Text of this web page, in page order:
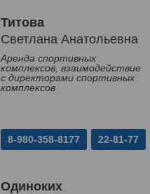
Титова
Светлана Анатольевна
Аренда спортивных
комплексов, взаимодействие
с директорами спортивных
комплексов
8-980-358-8177 22-81-77
Одиноких